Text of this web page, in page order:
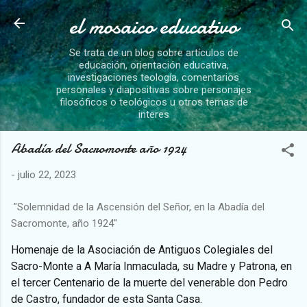
Ir al contenido principal
el mosaico educativo
Se trata de un blog sobre artículos de
educación, orientación educativa,
investigaciones teología, comentarios
personales y diapositivas sobre personajes
filosóficos o teológicos u otros temas de
interes
Abadía del Sacromonte año 1924
- julio 22, 2023
"Solemnidad de la Ascensión del Señor, en la Abadía del
Sacromonte, año 1924"
Homenaje de la Asociación de Antiguos Colegiales del
Sacro-Monte a A María Inmaculada, su Madre y Patrona, en
el tercer Centenario de la muerte del venerable don Pedro
de Castro, fundador de esta Santa Casa.